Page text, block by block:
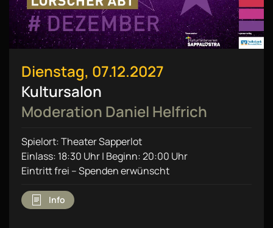
Dienstag, 07.12.2027
Kultursalon
Moderation Daniel Helfrich
Spielort: Theater Sapperlot
Einlass: 18:30 Uhr | Beginn: 20:00 Uhr
Eintritt frei – Spenden erwünscht
Info